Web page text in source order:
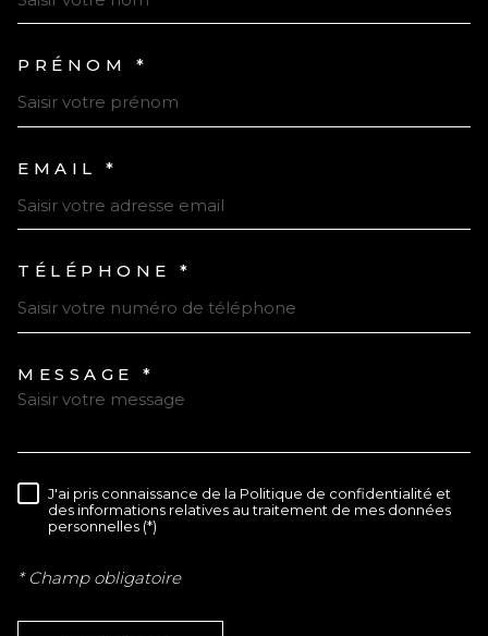
PRÉNOM *
EMAIL *
TÉLÉPHONE *
MESSAGE *
RÈGLEMENTATION
J'ai pris connaissance de la Politique de confidentialité et
des informations relatives au traitement de mes données
personnelles (*)
* Champ obligatoire